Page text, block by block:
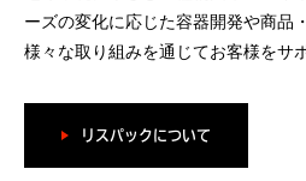
ーズの変化に応じた容器開発や商品
様々な取り組みを通じてお客様をサ
リスパックについて